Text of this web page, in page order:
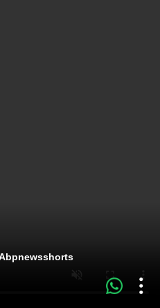
| Abpnewsshorts